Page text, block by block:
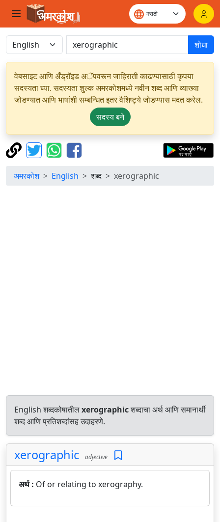
शोधा
वेबसाइट आणि अँड्रॉइड अॅपवरून जाहिराती काढण्यासाठी कृपया
सदस्यता घ्या. सदस्यता शुल्क अमरकोशमध्ये नवीन शब्द आणि व्याख्या
जोडण्यात आणि भाषांशी सम्बन्धित इतर वैशिष्ट्ये जोडण्यास मदत करेल.
सदस्य बने
अमरकोश English शब्द xerographic
English शब्दकोषातीलxerographicशब्दाचा अर्थ आणि समानार्थी
शब्द आणि प्रतिशब्दांसह उदाहरणे.
xerographic adjective
अर्थ : Of or relating to xerography.